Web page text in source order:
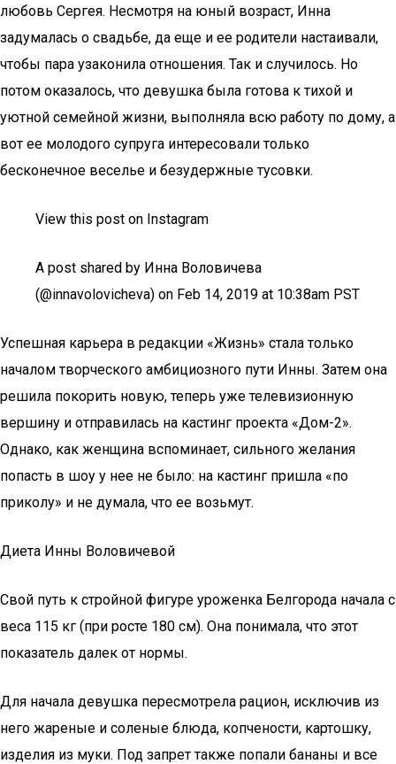
любовь Сергея. Несмотря на юный возраст, Инна
задумалась о свадьбе, да еще и ее родители настаивали,
чтобы пара узаконила отношения. Так и случилось. Но
потом оказалось, что девушка была готова к тихой и
уютной семейной жизни, выполняла всю работу по дому, а
вот ее молодого супруга интересовали только
бесконечное веселье и безудержные тусовки.
View this post on Instagram
A post shared by Инна Воловичева
(@innavolovicheva) on Feb 14, 2019 at 10:38am PST
Успешная карьера в редакции «Жизнь» стала только
началом творческого амбициозного пути Инны. Затем она
решила покорить новую, теперь уже телевизионную
вершину и отправилась на кастинг проекта «Дом-2».
Однако, как женщина вспоминает, сильного желания
попасть в шоу у нее не было: на кастинг пришла «по
приколу» и не думала, что ее возьмут.
Диета Инны Воловичевой
Свой путь к стройной фигуре уроженка Белгорода начала с
веса 115 кг (при росте 180 см). Она понимала, что этот
показатель далек от нормы.
Для начала девушка пересмотрела рацион, исключив из
него жареные и соленые блюда, копчености, картошку,
изделия из муки. Под запрет также попали бананы и все